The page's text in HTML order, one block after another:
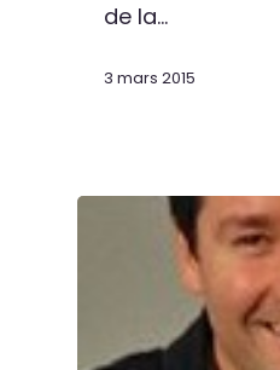
de la…
3 mars 2015